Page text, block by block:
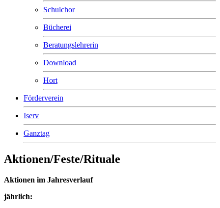
Schulchor
Bücherei
Beratungslehrerin
Download
Hort
Förderverein
Iserv
Ganztag
Aktionen/Feste/Rituale
Aktionen im Jahresverlauf
jährlich: